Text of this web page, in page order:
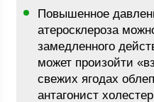
Повышенное
атеросклероза
замедленного
может произойти
свежих ягодах
антагонист